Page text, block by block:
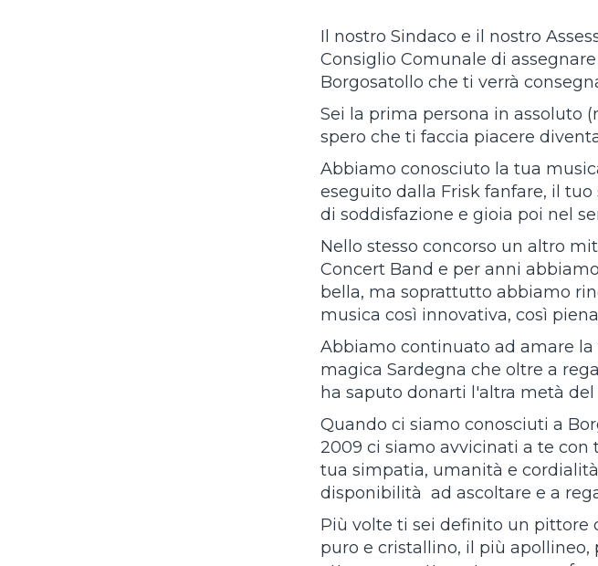
Il nostro Sindaco e il nostro
Consiglio Comunale di
Borgosatollo che ti verrà
Sei la prima persona in assoluto
spero che ti faccia piacere
Abbiamo conosciuto la tua
eseguito dalla Frisk fanfare, il
di soddisfazione e gioia poi nel
Nello stesso concorso un altro
Concert Band e per anni
bella, ma soprattutto abbiamo
musica così innovativa, così
Abbiamo continuato ad amare
magica Sardegna che oltre a
ha saputo donarti l'altra metà
Quando ci siamo conosciuti a
2009 ci siamo avvicinati a te
tua simpatia, umanità e
disponibilità ad ascoltare e a
Più volte ti sei definito un pittore
puro e cristallino, il più